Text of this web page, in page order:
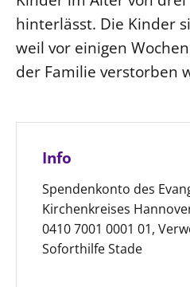
Info
Spendenkonto des
Kirchenkreises
0410 7001 0001 01,
Soforthilfe Stade
hinterlässt. Die Kinder
weil vor einigen
der Familie verstorben